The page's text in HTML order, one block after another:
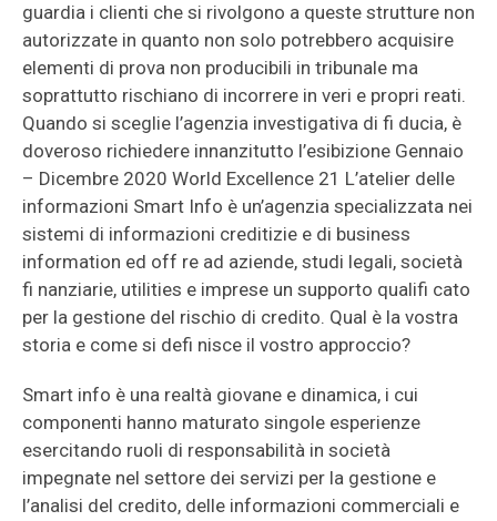
guardia i clienti che si rivolgono a queste strutture non
autorizzate in quanto non solo potrebbero acquisire
elementi di prova non producibili in tribunale ma
soprattutto rischiano di incorrere in veri e propri reati.
Quando si sceglie l’agenzia investigativa di fi ducia, è
doveroso richiedere innanzitutto l’esibizione Gennaio
– Dicembre 2020 World Excellence 21 L’atelier delle
informazioni Smart Info è un’agenzia specializzata nei
sistemi di informazioni creditizie e di business
information ed off re ad aziende, studi legali, società
fi nanziarie, utilities e imprese un supporto qualifi cato
per la gestione del rischio di credito. Qual è la vostra
storia e come si defi nisce il vostro approccio?
Smart info è una realtà giovane e dinamica, i cui
componenti hanno maturato singole esperienze
esercitando ruoli di responsabilità in società
impegnate nel settore dei servizi per la gestione e
l’analisi del credito, delle informazioni commerciali e